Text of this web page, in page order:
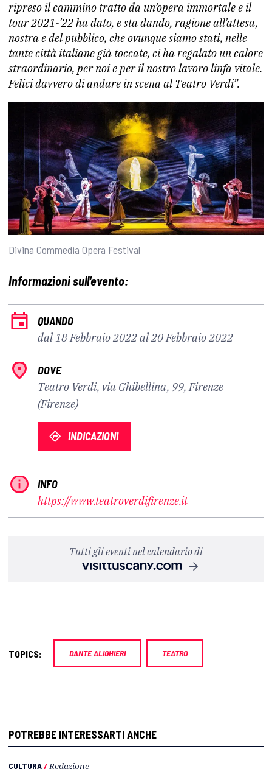
ripreso il cammino tratto da un’opera immortale e il
tour 2021-’22 ha dato, e sta dando, ragione all’attesa,
nostra e del pubblico, che ovunque siamo stati, nelle
tante città italiane già toccate, ci ha regalato un calore
straordinario, per noi e per il nostro lavoro linfa vitale.
Felici davvero di andare in scena al Teatro Verdi”.
Divina Commedia Opera Festival
Informazioni sull’evento:
QUANDO
dal 18 Febbraio 2022 al 20 Febbraio 2022
DOVE
Teatro Verdi, via Ghibellina, 99, Firenze
(Firenze)
INDICAZIONI
INFO
https://www.teatroverdifirenze.it
Tutti gli eventi nel calendario di
TOPICS: DANTE ALIGHIERI TEATRO
POTREBBE INTERESSARTI ANCHE
CULTURA/ Redazione